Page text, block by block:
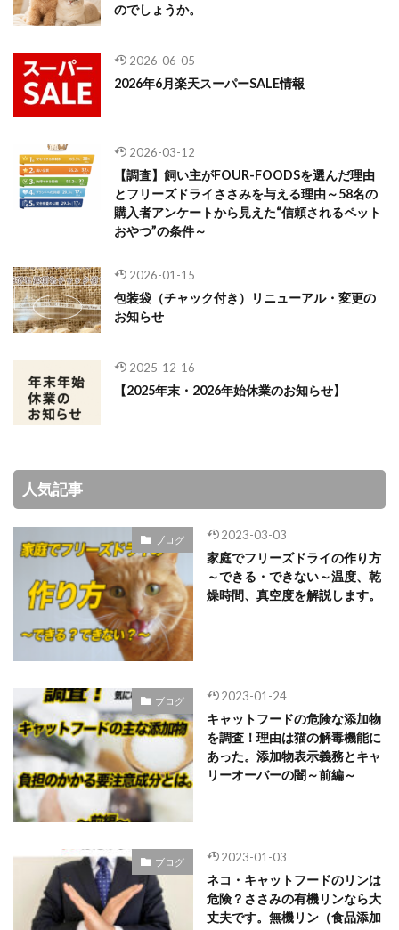
のでしょうか。
2026-06-05
2026年6月楽天スーパーSALE情報
2026-03-12
【調査】飼い主がFOUR-FOODSを選んだ理由
とフリーズドライささみを与える理由～58名の
購入者アンケートから見えた“信頼されるペット
おやつ”の条件～
2026-01-15
包装袋（チャック付き）リニューアル・変更の
お知らせ
2025-12-16
【2025年末・2026年始休業のお知らせ】
人気記事
ブログ 2023-03-03
家庭でフリーズドライの作り方
～できる・できない～温度、乾
燥時間、真空度を解説します。
ブログ 2023-01-24
キャットフードの危険な添加物
を調査！理由は猫の解毒機能に
あった。添加物表示義務とキャ
リーオーバーの闇～前編～
ブログ 2023-01-03
ネコ・キャットフードのリンは
危険？ささみの有機リンなら大
丈夫です。無機リン（食品添加